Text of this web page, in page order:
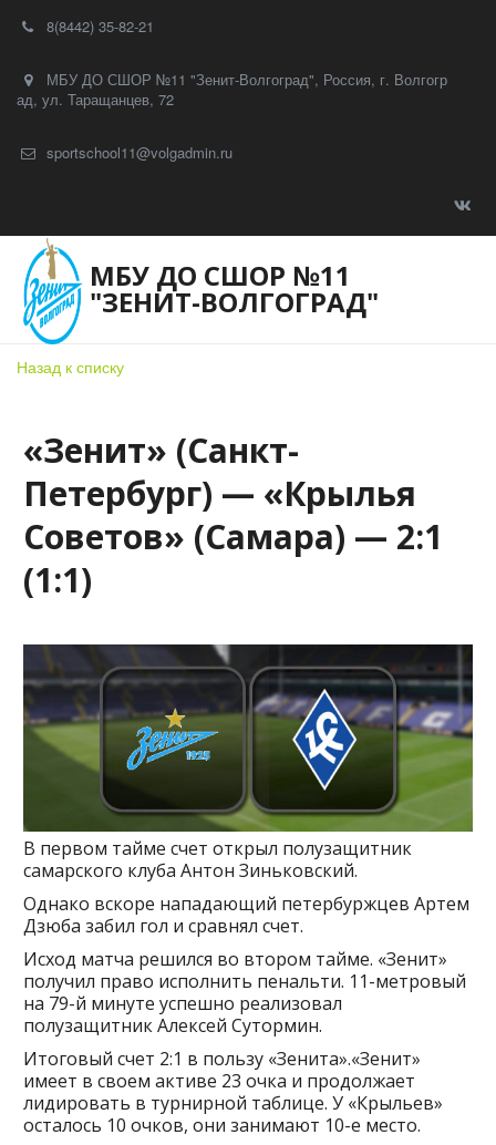
8(8442) 35-82-21
МБУ ДО СШОР №11 "Зенит-Волгоград", Россия, г. Волгогр
ад, ул. Таращанцев, 72
sportschool11@volgadmin.ru
МБУ ДО СШОР №11
"ЗЕНИТ-ВОЛГОГРАД"
Назад к списку
«Зенит» (Санкт-
Петербург) — «Крылья
Советов» (Самара) — 2:1
(1:1)
В первом тайме счет открыл полузащитник
самарского клуба Антон Зиньковский.
Однако вскоре нападающий петербуржцев Артем
Дзюба забил гол и сравнял счет.
Исход матча решился во втором тайме. «Зенит»
получил право исполнить пенальти. 11-метровый
на 79-й минуте успешно реализовал
полузащитник Алексей Сутормин.
Итоговый счет 2:1 в пользу «Зенита».«Зенит»
имеет в своем активе 23 очка и продолжает
лидировать в турнирной таблице. У «Крыльев»
осталось 10 очков, они занимают 10-е место.